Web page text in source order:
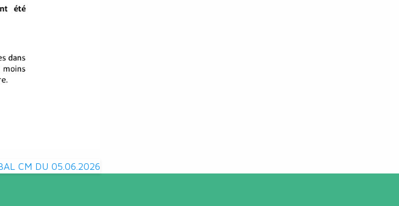
CM DU 05.06.2026